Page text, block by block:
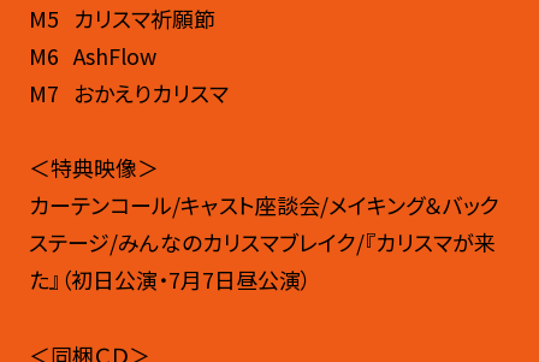
M5 カリスマ祈願節
M6 AshFlow
M7 おかえりカリスマ
＜特典映像＞
カーテンコール/キャスト座談会/メイキング＆バック
ステージ/みんなのカリスマブレイク/『カリスマが来
た』（初日公演・7月7日昼公演）
＜同梱ＣＤ＞